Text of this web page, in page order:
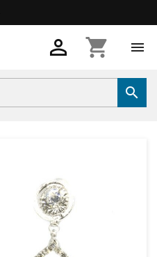
 shopping_cart 
